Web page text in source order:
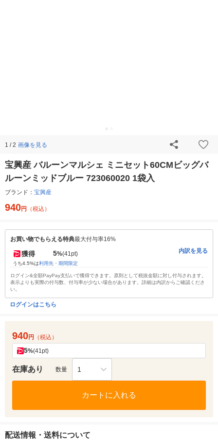
1 / 2 画像を見る
宝興産 バルーンマルシェ ミニセット60CMビッグバ
ルーンミッドブルー 723060020 1袋入
ブランド： 宝興産
940円 （税込）
お買い物でもらえる特典最大付与率16%
獲得 5%(41pt)
うち4.5%は利用先・期間限定
内訳を見る
ログイン&全額PayPay支払いで獲得できます。原則として税抜金額に対し付与されます。
表示よりも実際の付与数、付与率が少ない場合があります。詳細は内訳からご確認くださ
い。
ログインはこちら
940円 （税込）
5%(41pt)
在庫あり 数量 1
カートに入れる
配送情報・送料について